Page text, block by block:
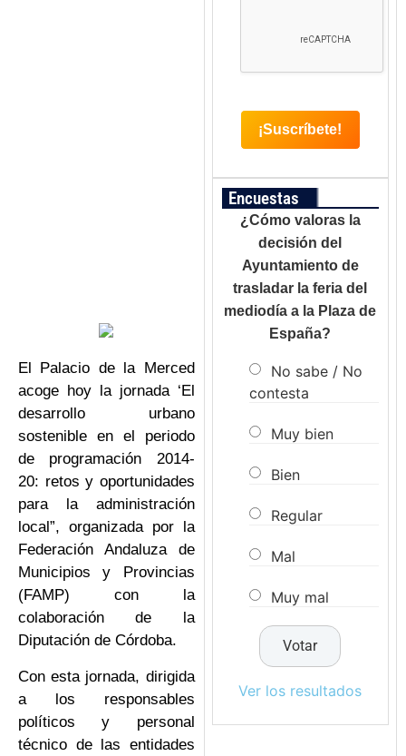
El Palacio de la Merced
acoge hoy la jornada ‘El
desarrollo urbano
sostenible en el periodo
de programación 2014-
20: retos y oportunidades
para la administración
local”, organizada por la
Federación Andaluza de
Municipios y Provincias
(FAMP) con la
colaboración de la
Diputación de Córdoba.
Con esta jornada, dirigida
a los responsables
políticos y personal
técnico de las entidades
Encuestas
¿Cómo valoras la
decisión del
Ayuntamiento de
trasladar la feria del
mediodía a la Plaza de
España?
No sabe / No
contesta
Muy bien
Bien
Regular
Mal
Muy mal
Ver los resultados